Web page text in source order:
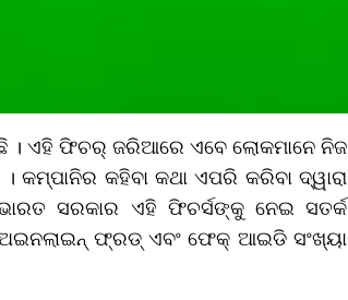
ଏହି ଫିଚର୍ ଜରିଆରେ ଏବେ ଲୋକମାନେ ନିଜ
କହିବା କଥା ଏପରି କରିବା ଦ୍ୱାରା
ସରକାର ଏହି ଫିଚର୍ସଙ୍କୁ ନେଇ ସତର୍କ
ଫ୍ରଡ୍ ଏବଂ ଫେକ୍ ଆଇଡି ସଂଖ୍ୟା